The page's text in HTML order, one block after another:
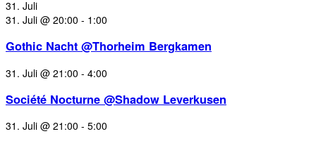
31. Juli
31. Juli @ 20:00 - 1:00
Gothic Nacht @Thorheim Bergkamen
31. Juli @ 21:00 - 4:00
Société Nocturne @Shadow Leverkusen
31. Juli @ 21:00 - 5:00